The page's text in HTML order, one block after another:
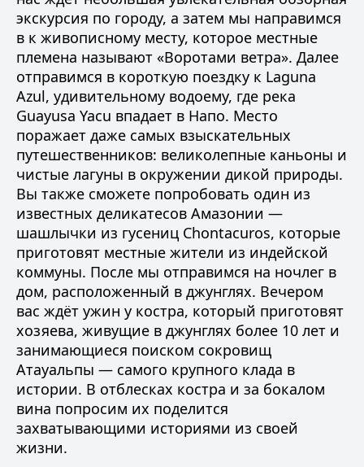
экскурсия по городу, а затем мы направимся
в к живописному месту, которое местные
племена называют «Воротами ветра». Далее
отправимся в короткую поездку к Laguna
Azul, удивительному водоему, где река
Guayusa Yacu впадает в Напо. Место
поражает даже самых взыскательных
путешественников: великолепные каньоны и
чистые лагуны в окружении дикой природы.
Вы также сможете попробовать один из
известных деликатесов Амазонии —
шашлычки из гусениц Chontacuros, которые
приготовят местные жители из индейской
коммуны. После мы отправимся на ночлег в
дом, расположенный в джунглях. Вечером
вас ждёт ужин у костра, который приготовят
хозяева, живущие в джунглях более 10 лет и
занимающиеся поиском сокровищ
Атауальпы — самого крупного клада в
истории. В отблесках костра и за бокалом
вина попросим их поделится
захватывающими историями из своей
жизни.